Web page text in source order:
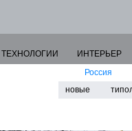
ТЕХНОЛОГИИ
ИНТЕРЬЕР
Россия
новые